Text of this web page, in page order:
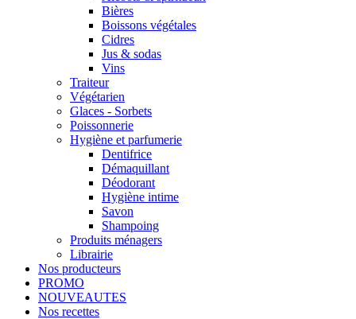
Bières
Boissons végétales
Cidres
Jus & sodas
Vins
Traiteur
Végétarien
Glaces - Sorbets
Poissonnerie
Hygiène et parfumerie
Dentifrice
Démaquillant
Déodorant
Hygiène intime
Savon
Shampoing
Produits ménagers
Librairie
Nos producteurs
PROMO
NOUVEAUTES
Nos recettes